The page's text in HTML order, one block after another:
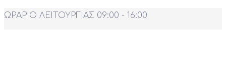
ΩΡΑΡΙΟ ΛΕΙΤΟΥΡΓΙΑΣ 09:00 - 16:00